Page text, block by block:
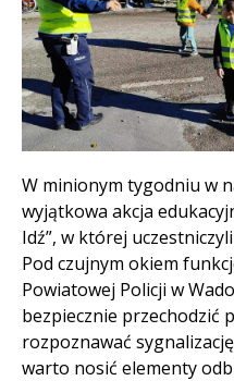
Treść
W minionym tygodniu w
wyjątkowa akcja
Idź”, w której
Pod czujnym okiem
Powiatowej Policji w
bezpiecznie przechodzić
rozpoznawać
warto nosić elementy